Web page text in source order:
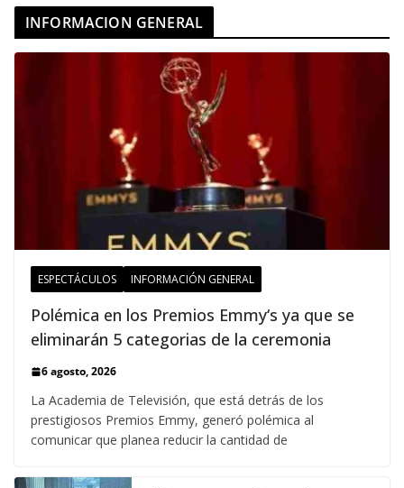
INFORMACION GENERAL
ESPECTÁCULOS INFORMACIÓN GENERAL
Polémica en los Premios Emmy‘s ya que se
eliminarán 5 categorias de la ceremonia
6 agosto, 2026
La Academia de Televisión, que está detrás de los
prestigiosos Premios Emmy, generó polémica al
comunicar que planea reducir la cantidad de